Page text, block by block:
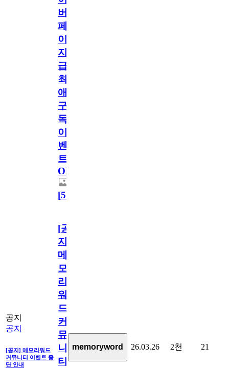
버
페
이
지
급!
최
애
구
독
이
벤
트
OPEN!
[5]
공지
공지
[공지] 메모리워드
커뮤니티 이벤트 중
단 안내
[공
지]
메
모
리
워
드
커
뮤
니
티
memoryword 26.03.26 2천 21